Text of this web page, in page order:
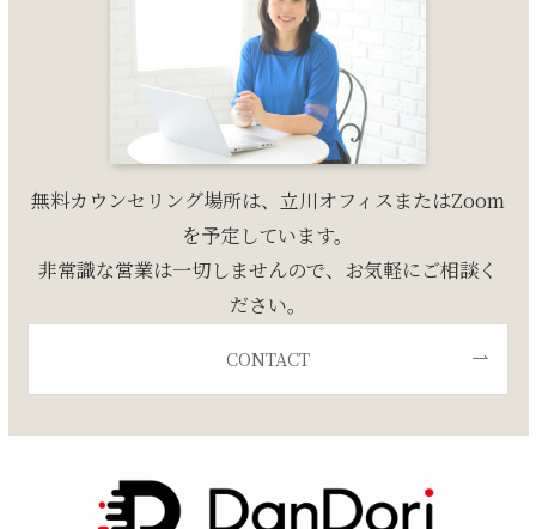
無料カウンセリング場所は、立川オフィスまたはZoom
を予定しています。
非常識な営業は一切しませんので、お気軽にご相談く
ださい。
CONTACT